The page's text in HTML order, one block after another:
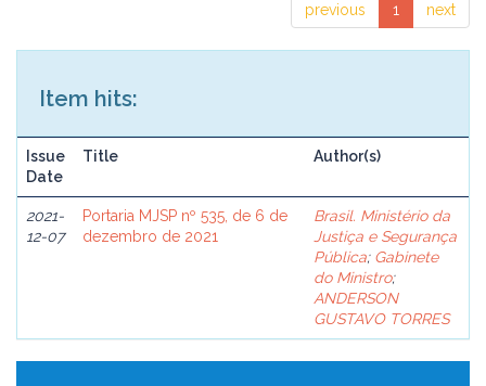
previous 1 next
Item hits:
Issue
Date
Title Author(s)
2021-
12-07
Portaria MJSP nº 535, de 6 de
dezembro de 2021
Brasil. Ministério da
Justiça e Segurança
Pública; Gabinete
do Ministro;
ANDERSON
GUSTAVO TORRES